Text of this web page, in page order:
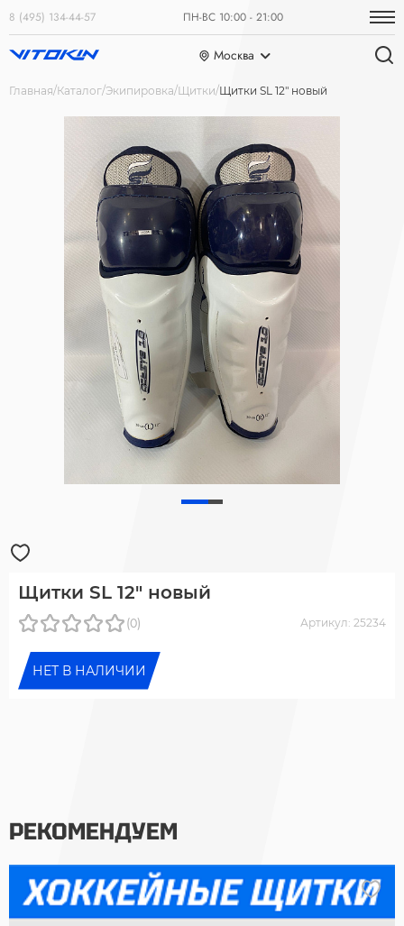
8 (495) 134-44-57 ПН-ВС 10:00 - 21:00
Москва
Главная Каталог Экипировка Щитки Щитки SL 12" новый
Щитки SL 12" новый
(0) Артикул: 25234
НЕТ В НАЛИЧИИ
РЕКОМЕНДУЕМ